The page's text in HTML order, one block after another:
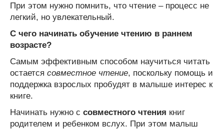
При этом нужно помнить, что чтение – процесс не
легкий, но увлекательный.
С чего начинать обучение чтению в раннем
возрасте?
Самым эффективным способом научиться читать
остается совместное чтение, поскольку помощь и
поддержка взрослых пробудят в малыше интерес к
книге.
Начинать нужно с совместного чтения книг
родителем и ребенком вслух. При этом малыш